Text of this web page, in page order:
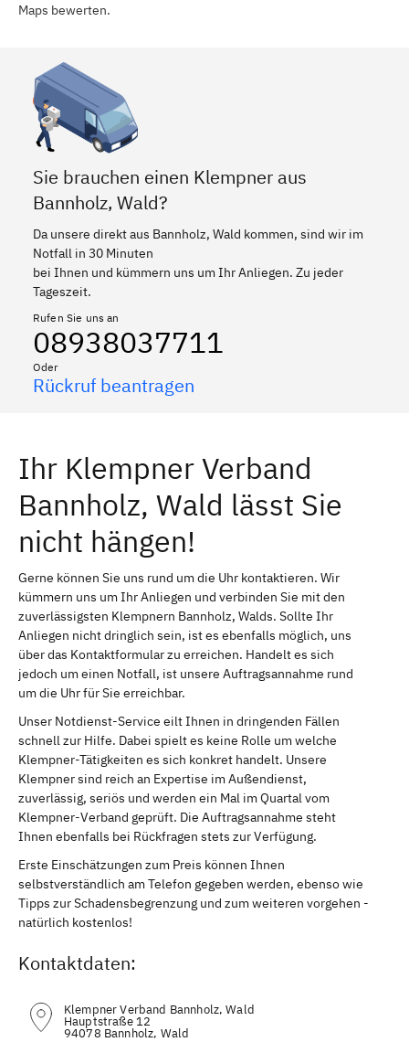
Maps bewerten.
Sie brauchen einen Klempner aus
Bannholz, Wald?
Da unsere direkt aus Bannholz, Wald kommen, sind wir im
Notfall in 30 Minuten
bei Ihnen und kümmern uns um Ihr Anliegen. Zu jeder
Tageszeit.
Rufen Sie uns an
08938037711
Oder
Rückruf beantragen
Ihr Klempner Verband
Bannholz, Wald lässt Sie
nicht hängen!
Gerne können Sie uns rund um die Uhr kontaktieren. Wir
kümmern uns um Ihr Anliegen und verbinden Sie mit den
zuverlässigsten Klempnern Bannholz, Walds. Sollte Ihr
Anliegen nicht dringlich sein, ist es ebenfalls möglich, uns
über das Kontaktformular zu erreichen. Handelt es sich
jedoch um einen Notfall, ist unsere Auftragsannahme rund
um die Uhr für Sie erreichbar.
Unser Notdienst-Service eilt Ihnen in dringenden Fällen
schnell zur Hilfe. Dabei spielt es keine Rolle um welche
Klempner-Tätigkeiten es sich konkret handelt. Unsere
Klempner sind reich an Expertise im Außendienst,
zuverlässig, seriös und werden ein Mal im Quartal vom
Klempner-Verband geprüft. Die Auftragsannahme steht
Ihnen ebenfalls bei Rückfragen stets zur Verfügung.
Erste Einschätzungen zum Preis können Ihnen
selbstverständlich am Telefon gegeben werden, ebenso wie
Tipps zur Schadensbegrenzung und zum weiteren vorgehen -
natürlich kostenlos!
Kontaktdaten:
Klempner Verband Bannholz, Wald
Hauptstraße 12
94078 Bannholz, Wald